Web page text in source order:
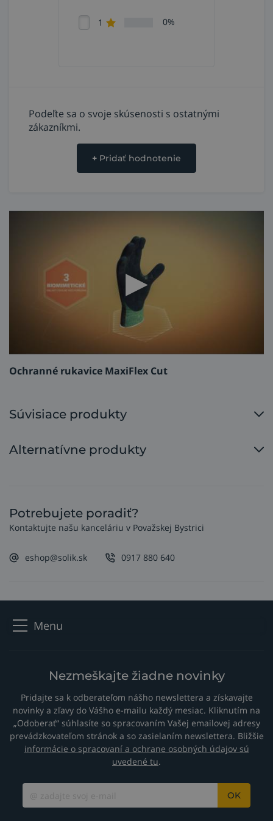
veľkosť: 9 (L),
hmotnosť (pár): 42 g,
na ochranu pred kontaktným teplom do hodnoty
100 °C počas 15 sekúnd,
práca s náradím, montáž a servis automobilov,
manipulácia s obalmi, kontajnermi, papierom,
plastom, s malými súčiastkami, v dielni, na
alebo čepeľami, pred otvoreným ohňom alebo
pohybujúcimi sa časťami strojov!
1 0%
Podeľte sa o svoje skúsenosti s ostatnými
zákazníkmi.
+ Pridať hodnotenie
Ochranné rukavice MaxiFlex Cut
Súvisiace produkty
Alternatívne produkty
Potrebujete poradiť?
Kontaktujte našu kanceláriu v Považskej Bystrici
eshop@solik.sk 0917 880 640
Menu
Nezmeškajte žiadne novinky
Pridajte sa k odberateľom nášho newslettera a získavajte
novinky a zľavy do Vášho e-mailu každý mesiac. Kliknutím na
„Odoberať“ súhlasíte so spracovaním Vašej emailovej adresy
prevádzkovateľom stránok a so zasielaním newslettera. Bližšie
informácie o spracovaní a ochrane osobných údajov sú
uvedené tu.
OK